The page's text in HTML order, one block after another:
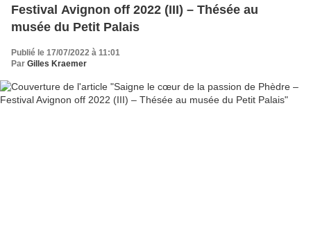
Festival Avignon off 2022 (III) – Thésée au
musée du Petit Palais
Publié le 17/07/2022 à 11:01
Par Gilles Kraemer